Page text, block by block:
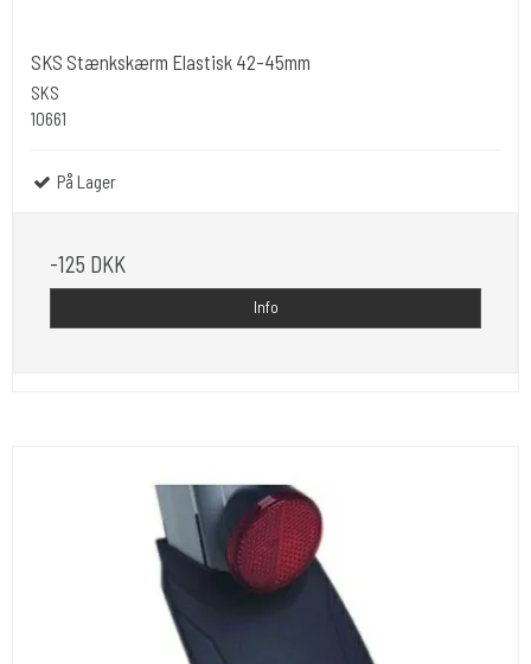
SKS Stænkskærm Elastisk 42-45mm
SKS
10661
På Lager
-125 DKK
Info